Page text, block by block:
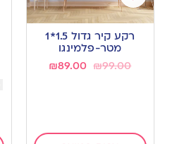
Add
to
wishlist
רקע קיר גדול 1.5*1
מטר-פלמינגו
₪99.00
₪89.00